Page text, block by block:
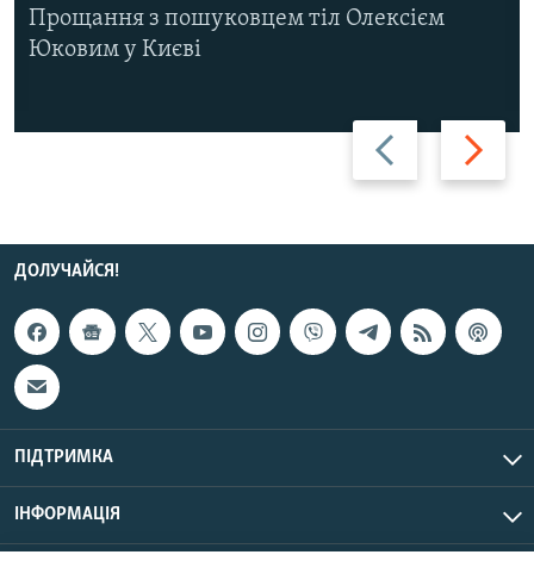
Назад Вперед
Прощання з пошуковцем тіл Олексієм
Юковим у Києві
ДОЛУЧАЙСЯ!
ПІДТРИМКА
ІНФОРМАЦІЯ